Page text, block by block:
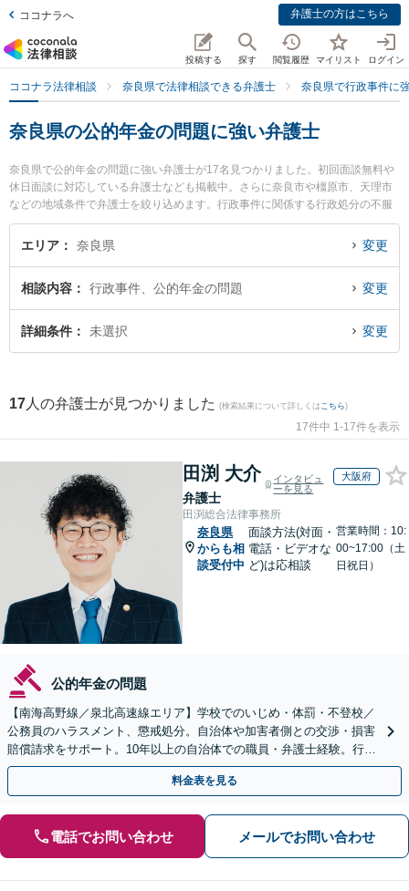
ココナラへ 弁護士の方はこちら
投稿する 探す 閲覧履歴 マイリスト ログイン
ココナラ法律相談 奈良県で法律相談できる弁護士 奈良県で行政事件に
奈良県の公的年金の問題に強い弁護士
奈良県で公的年金の問題に強い弁護士が17名見つかりました。初回面談無料や
休日面談に対応している弁護士なども掲載中。さらに奈良市や橿原市、天理市
などの地域条件で弁護士を絞り込めます。行政事件に関係する行政処分の不服
申立てや住民訴訟、抗告訴訟（処分取り消し等）等の細かな分野での絞り込み
検索もでき便利です。特に岡本法律事務所の岡本 卓也弁護士や登大路総合法律
間に発生した公的年金の問題のトラブルを今すぐに弁護士に相談したい』『公
的年金の問題のトラブル解決の実績豊富な近くの弁護士を検索したい』『初回
相談無料で公的年金の問題を法律相談できる奈良県内の弁護士に相談予約した
エリア 奈良県 変更
相談内容 行政事件、公的年金の問題 変更
詳細条件 未選択 変更
17 人の弁護士が見つかりました (検索結果について詳しくは こちら)
17件中 1-17件を表示
田渕 大介
弁護士
インタビュ
ーを見る
大阪府
田渕総合法律事務所
奈良県
からも相
談受付中
面談方法(対面・
電話・ビデオな
ど)は応相談
営業時間：10:
00~17:00（土
日祝日）
公的年金の問題
【南海高野線／泉北高速線エリア】学校でのいじめ・体罰・不登校／
公務員のハラスメント、懲戒処分。自治体や加害者側との交渉・損害
賠償請求をサポート。10年以上の自治体での職員・弁護士経験。行政
組織の動きを見据えて解決策をご提案【オンライン可】
料金表を見る
電話でお問い合わせ メールでお問い合わせ